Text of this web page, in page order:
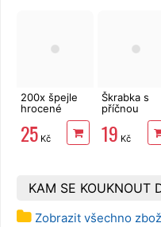
200x špejle
hrocené
bambusové
20cm
25 Kč
Škrabka s
příčnou
čepelí
ostří
19 Kč
KAM SE KOUKNOUT
Zobrazit všechno